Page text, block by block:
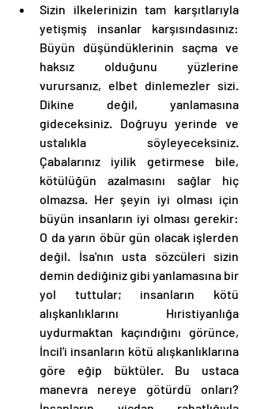
Sizin ilkelerinizin tam karşıtlarıyla
yetişmiş insanlar karşısındasınız:
Büyün düşündüklerinin saçma ve
haksız olduğunu yüzlerine
vurursanız, elbet dinlemezler sizi.
Dikine değil, yanlamasına
gideceksiniz. Doğruyu yerinde ve
ustalıkla söyleyeceksiniz.
Çabalarınız iyilik getirmese bile,
kötülüğün azalmasını sağlar hiç
olmazsa. Her şeyin iyi olması için
büyün insanların iyi olması gerekir:
O da yarın öbür gün olacak işlerden
değil. İsa'nın usta sözcüleri sizin
demin dediğiniz gibi yanlamasına bir
yol tuttular; insanların kötü
alışkanlıklarını Hıristiyanlığa
uydurmaktan kaçındığını görünce,
İncil'i insanların kötü alışkanlıklarına
göre eğip büktüler. Bu ustaca
manevra nereye götürdü onları?